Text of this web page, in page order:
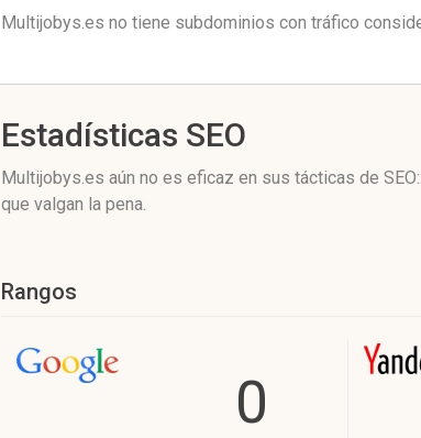
Multijobys.es no tiene subdominios con tráfico
Estadísticas SEO
Multijobys.es aún no es eficaz en sus tácticas de
que valgan la pena.
Rangos
0